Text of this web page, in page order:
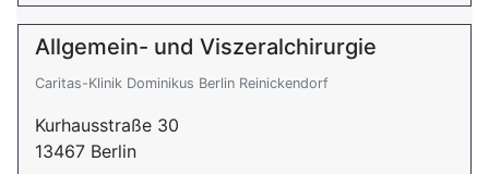
Allgemein- und Viszeralchirurgie
Caritas-Klinik Dominikus Berlin Reinickendorf
Kurhausstraße 30
13467 Berlin